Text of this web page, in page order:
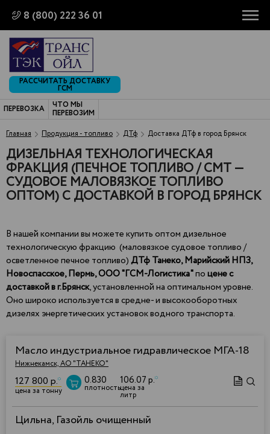
8 (800) 222 36 01
РАССЧИТАТЬ ДОСТАВКУ
ГСМ
ПЕРЕВОЗКА
ЧТО МЫ
ПЕРЕВОЗИМ
Главная
Продукция - топливо ДТф Доставка ДТф в город Брянск
ДИЗЕЛЬНАЯ ТЕХНОЛОГИЧЕСКАЯ
ФРАКЦИЯ (ПЕЧНОЕ ТОПЛИВО / СМТ —
СУДОВОЕ МАЛОВЯЗКОЕ ТОПЛИВО
ОПТОМ) С ДОСТАВКОЙ В ГОРОД БРЯНСК
В нашей компании вы можете купить оптом дизельное
технологическую фракцию (маловязкое судовое топливо /
осветленное печное топливо)ДТф Танеко,Марийский НПЗ,
Новоспасское, Пермь, ООО "ГСМ-Логистика"поцене с
доставкой в г.Брянск, установленной на оптимальном уровне.
Оно широко используется в средне- и высокооборотных
дизелях энергетических установок водного транспорта.
Масло индустриальное гидравлическое МГА-18
Нижнекамск, АО "ТАНЕКО"
127 800 р.*
цена за тонну
0.830
плотность
106.07 р.*
цена за
литр
Цильна, Газойль очищенный